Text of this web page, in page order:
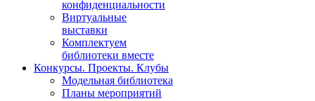
конфиденциальности
Виртуальные
выставки
Комплектуем
библиотеки вместе
Конкурсы. Проекты. Клубы
Модельная библиотека
Планы мероприятий